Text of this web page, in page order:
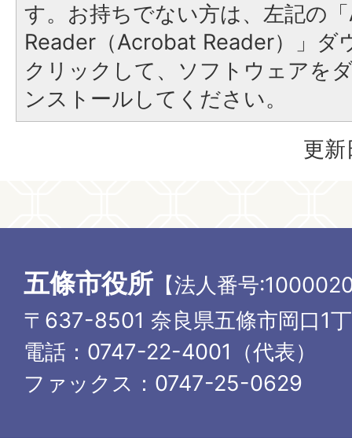
す。お持ちでない方は、左記の
Reader（Acrobat Reader）」ダ
クリックして、ソフトウェアを
ンストールしてください。
更
五條市役所 【法人番号
〒637-8501 奈良県五條市岡口1
電話：0747-22-4001（代表）
ファックス：0747-25-0629